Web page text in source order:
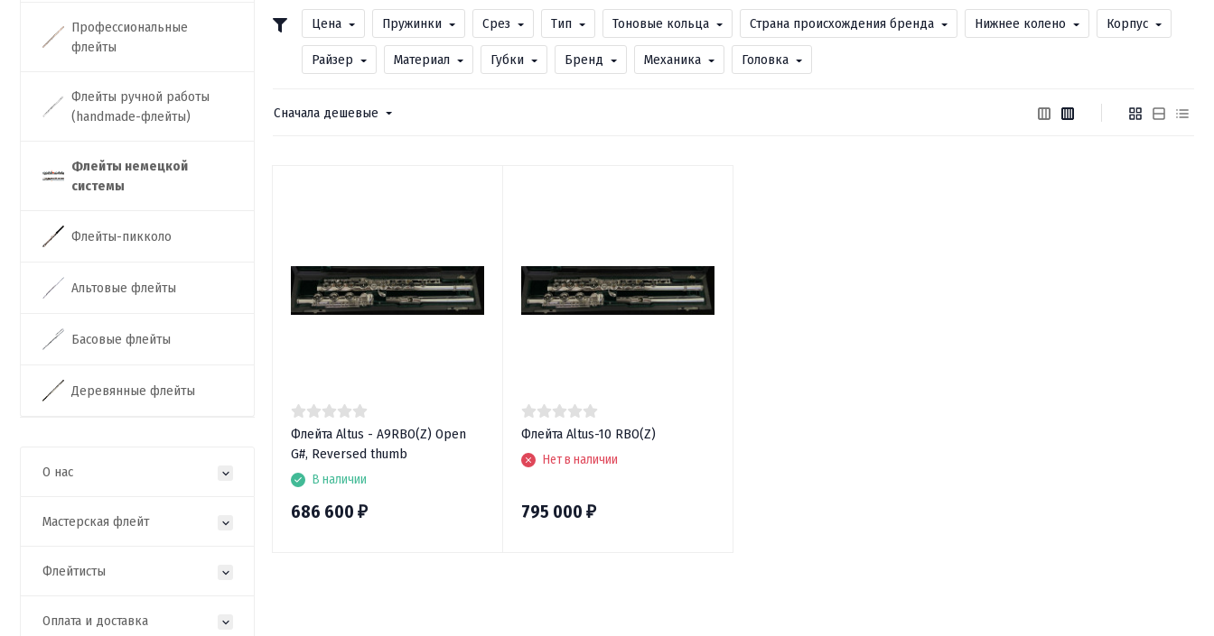
Профессиональные
флейты
Флейты ручной работы
(handmade-флейты)
Флейты немецкой
системы
Флейты-пикколо
Альтовые флейты
Басовые флейты
Деревянные флейты
О нас
Мастерская флейт
Флейтисты
Оплата и доставка
Цена Пружинки Срез Тип Тоновые кольца Страна происхождения бренда Нижнее колено Корпус
Райзер Материал Губки Бренд Механика Головка
Сначала дешевые
Флейта Altus - A9RBO(Z) Open
G#, Reversed thumb
В наличии
686 600 ₽
Флейта Altus-10 RBO(Z)
Нет в наличии
795 000 ₽